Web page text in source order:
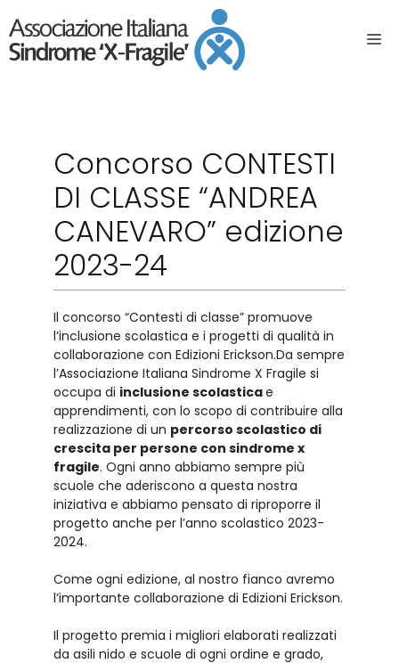
Concorso CONTESTI
DI CLASSE “ANDREA
CANEVARO” edizione
2023-24
Il concorso “Contesti di classe” promuove
l’inclusione scolastica e i progetti di qualità in
collaborazione con Edizioni Erickson.Da sempre
l’Associazione Italiana Sindrome X Fragile si
occupa di inclusione scolasticae
apprendimenti, con lo scopo di contribuire alla
realizzazione di un percorso scolastico di
crescita per persone con sindrome x
fragile. Ogni anno abbiamo sempre più
scuole che aderiscono a questa nostra
iniziativa e abbiamo pensato di riproporre il
progetto anche per l’anno scolastico 2023-
2024.
Come ogni edizione, al nostro fianco avremo
l’importante collaborazione di Edizioni Erickson.
Il progetto premia i migliori elaborati realizzati
da asili nido e scuole di ogni ordine e grado,